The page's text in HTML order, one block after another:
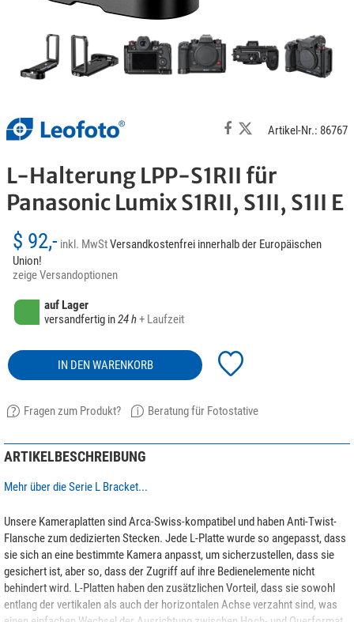
Artikel-Nr.: 86767
L-Halterung LPP-S1RII für
Panasonic Lumix S1RII, S1II, S1II E
$ 92,- inkl. MwStVersandkostenfrei innerhalb der Europäischen
Union!
zeige Versandoptionen
auf Lager
versandfertig in24 h+ Laufzeit
IN DEN WARENKORB
Fragen zum Produkt? Beratung für Fotostative
ARTIKELBESCHREIBUNG
Mehr über die Serie L Bracket...
Unsere Kameraplatten sind Arca-Swiss-kompatibel und haben Anti-Twist-
Flansche zum dedizierten Stecken. Jede L-Platte wurde so angepasst, dass
sie sich an eine bestimmte Kamera anpasst, um sicherzustellen, dass sie
gesichert ist, aber so, dass der Zugriff auf ihre Bedienelemente nicht
behindert wird. L-Platten haben den zusätzlichen Vorteil, dass sie sowohl
entlang der vertikalen als auch der horizontalen Achse verzahnt sind, was